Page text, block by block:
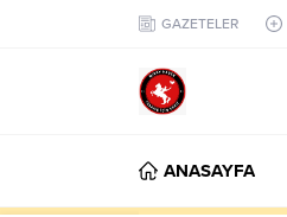
GAZETELER
ANASAYFA